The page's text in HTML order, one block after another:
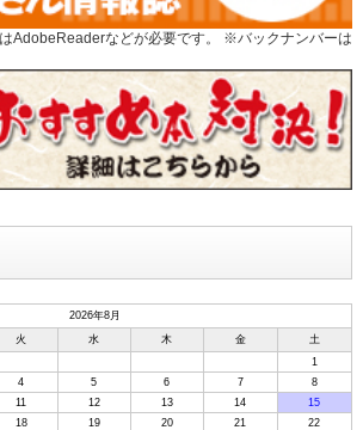
AdobeReaderなどが必要です。 ※バックナンバーは
2026年8月
火 水 木 金
土
1
4 5 6 7
8
11 12 13 14
15
18 19 20 21
22